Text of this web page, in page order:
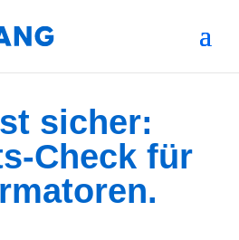
sicher:
Check für